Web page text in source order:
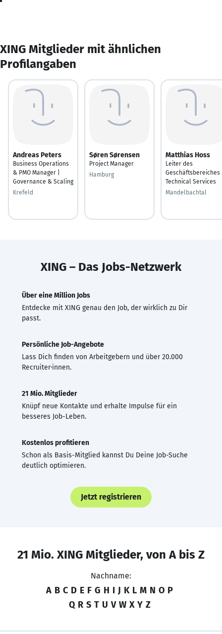
XING Mitglieder mit ähnlichen
Profilangaben
Andreas Peters
Business Operations
& PMO Manager |
Governance & Scaling
Krefeld
Søren Sørensen
Project Manager
Hamburg
Matthias Hoss
Leiter des
Geschäftsbereiches
Technical Services
Mandelbachtal
XING – Das Jobs-Netzwerk
Über eine Million Jobs
Entdecke mit XING genau den Job, der wirklich zu Dir
passt.
Persönliche Job-Angebote
Lass Dich finden von Arbeitgebern und über 20.000
Recruiter·innen.
21 Mio. Mitglieder
Knüpf neue Kontakte und erhalte Impulse für ein
besseres Job-Leben.
Kostenlos profitieren
Schon als Basis-Mitglied kannst Du Deine Job-Suche
deutlich optimieren.
Jetzt registrieren
21 Mio. XING Mitglieder, von A bis Z
Nachname:
A B C D E F G H I J K L M N O P
Q R S T U V W X Y Z